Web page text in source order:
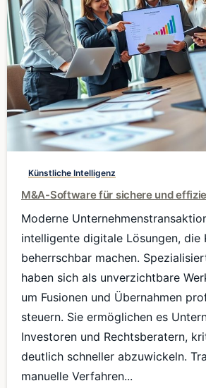
Künstliche Intelligenz
M&A-Software für sichere und
Moderne
intelligente digitale Lösungen, die
beherrschbar machen.
haben sich als unverzichtbare
um Fusionen und Übernahmen
steuern. Sie ermöglichen es
Investoren und Rechtsberatern,
deutlich schneller abzuwickeln.
manuelle Verfahren...